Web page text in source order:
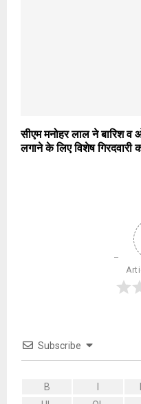
सीएम मनोहर लाल ने बारिश
लगाने के लिए विशेष गिरदवारी
Subscribe